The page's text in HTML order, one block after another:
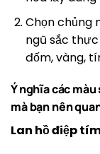
Chọn chủng
ngũ sắc
đốm, vàng,
Ý nghĩa các
mà bạn nên
Lan hồ điệp